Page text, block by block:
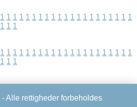
1 1 1 1 1 1 1 1 1 1 1 1 1 1 1 1 1 1 1 1 1
1 1 1
1 1 1 1 1 1 1 1 1 1 1 1 1 1 1 1 1 1 1 1 1
1 1 1
- Alle rettigheder forbeholdes